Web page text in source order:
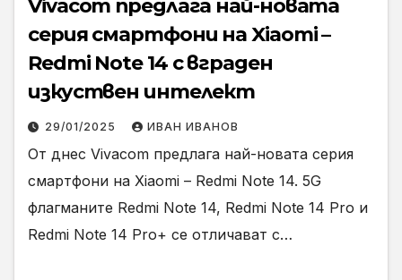
Vivacom предлага най-новата
серия смартфони на Xiaomi –
Redmi Note 14 с вграден
изкуствен интелект
29/01/2025 ИВАН ИВАНОВ
От днес Vivacom предлага най-новата серия
смартфони на Xiaomi – Redmi Note 14. 5G
флагманите Redmi Note 14, Redmi Note 14 Pro и
Redmi Note 14 Pro+ се отличават с…